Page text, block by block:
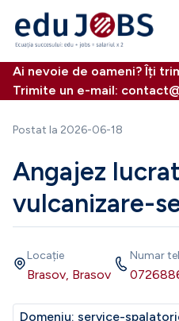
Ai nevoie de oameni? Îți
Trimite un e-mail:
Postat la 2026-06-18
Angajez
vulcanizare-
Locație
Brasov, Brasov
Numar
Domeniu: service-